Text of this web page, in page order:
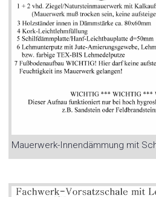
Mauerwerk-Innendämmung mit